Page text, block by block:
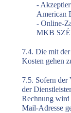
-
American
- Online-
MKB
7.4. Die mit
Kosten gehen
7.5. Sofern der
der
Rechnung wird
Mail-Adresse